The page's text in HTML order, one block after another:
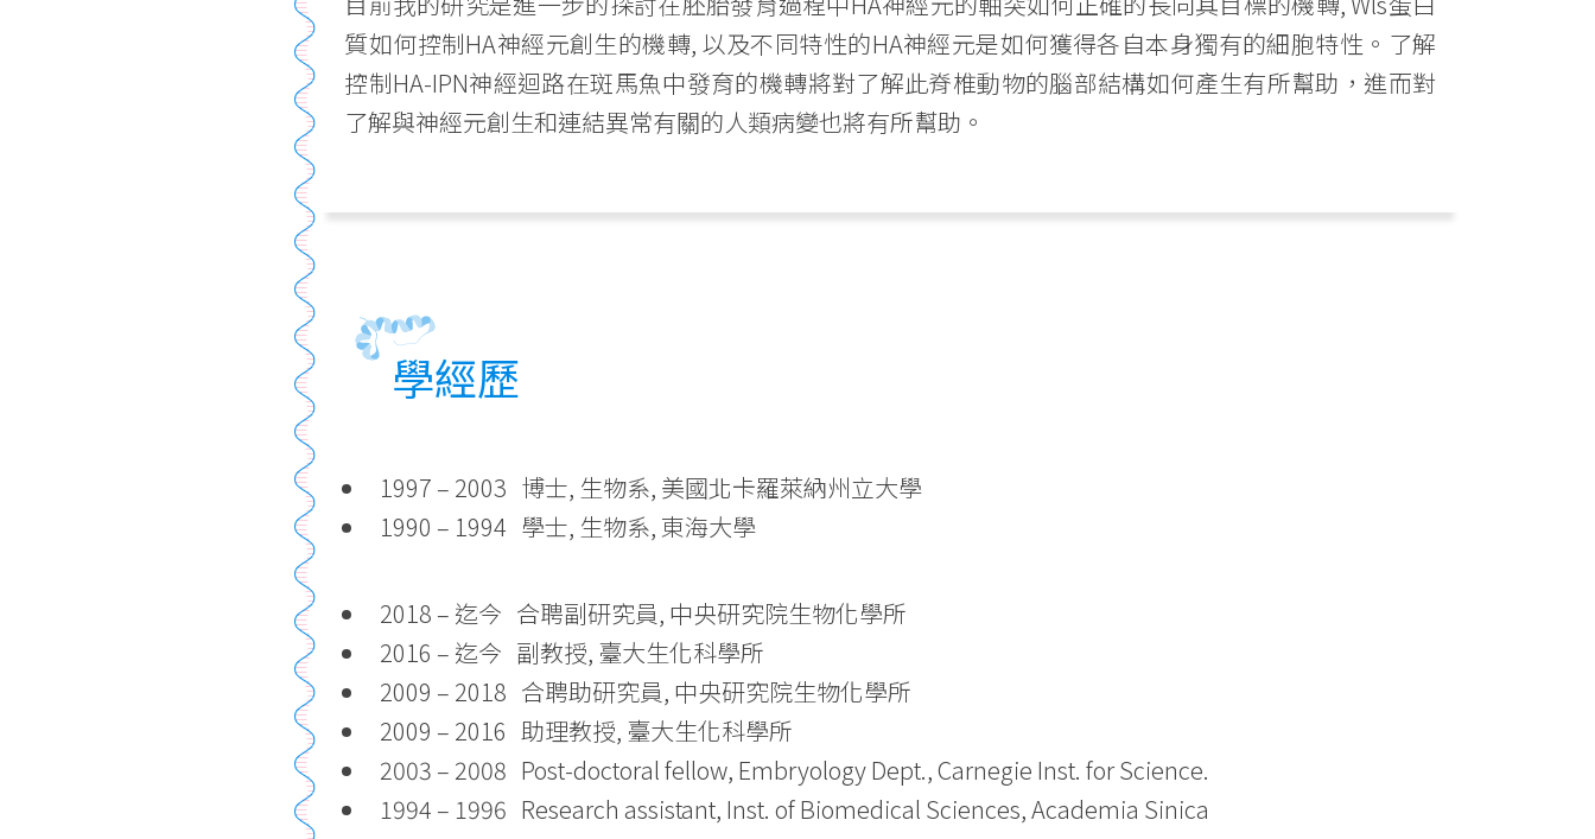
質如何控制HA神經元創生的機轉, 以及不同特性的HA神經元是如何獲得各自本身獨有的細胞特性。了解
控制HA-IPN神經迴路在斑馬魚中發育的機轉將對了解此脊椎動物的腦部結構如何產生有所幫助，進而對
了解與神經元創生和連結異常有關的人類病變也將有所幫助。
學經歷
1997 – 2003 博士, 生物系, 美國北卡羅萊納州立大學
1990 – 1994 學士, 生物系, 東海大學
2018 – 迄今 合聘副研究員, 中央研究院生物化學所
2016 – 迄今 副教授, 臺大生化科學所
2009 – 2018 合聘助研究員, 中央研究院生物化學所
2009 – 2016 助理教授, 臺大生化科學所
2003 – 2008 Post-doctoral fellow, Embryology Dept., Carnegie Inst. for Science.
1994 – 1996 Research assistant, Inst. of Biomedical Sciences, Academia Sinica